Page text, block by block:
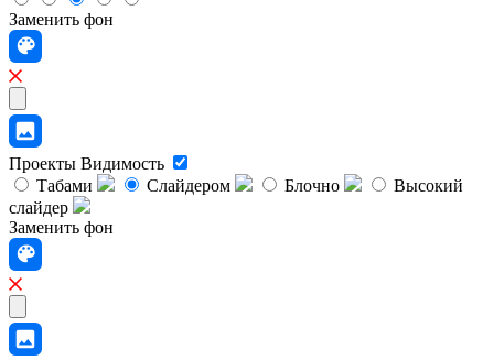
Заменить фон
Проекты Видимость
Табами
Слайдером Блочно
Высокий
слайдер
Заменить фон